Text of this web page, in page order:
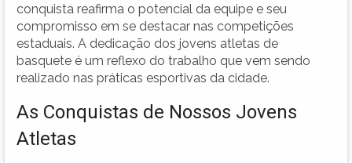
conquista reafirma o potencial da equipe e seu
compromisso em se destacar nas competições
estaduais. A dedicação dos jovens atletas de
basquete é um reflexo do trabalho que vem sendo
realizado nas práticas esportivas da cidade.
As Conquistas de Nossos Jovens
Atletas